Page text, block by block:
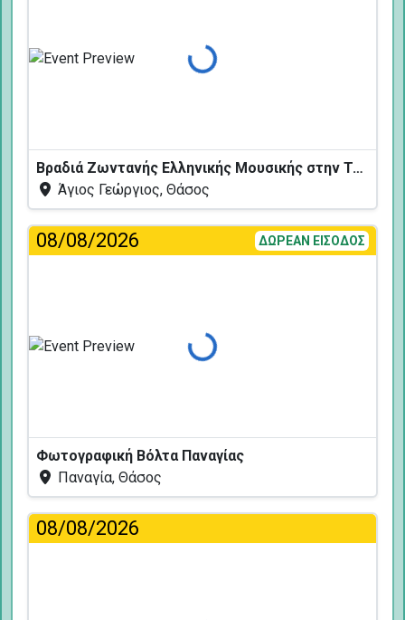
Φόρτωση...
Βραδιά Ζωντανής Ελληνικής Μουσικής στην Ταβέρνα Κελάρι
Άγιος Γεώργιος, Θάσος
08/08/2026 ΔΩΡΕΑΝ ΕΙΣΟΔΟΣ
Φόρτωση...
Φωτογραφική Βόλτα Παναγίας
Παναγία, Θάσος
08/08/2026